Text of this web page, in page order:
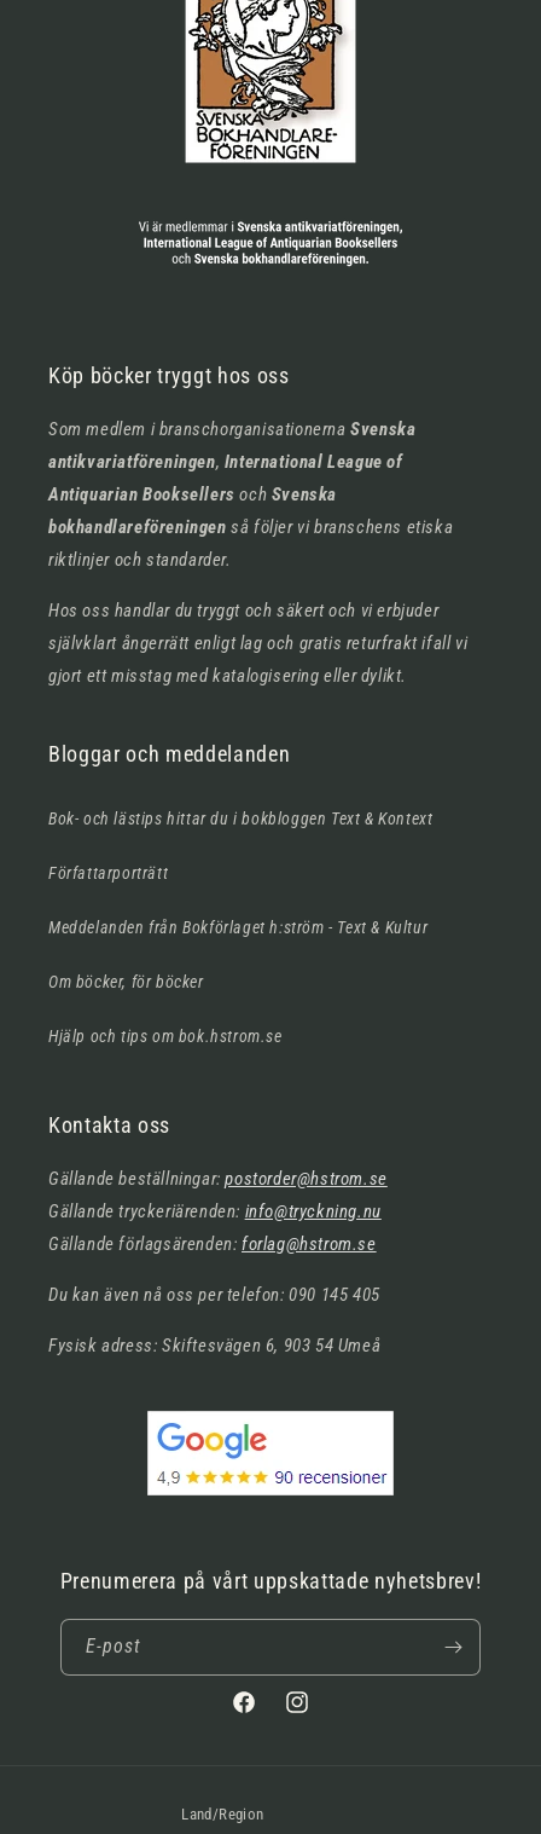
Köp böcker tryggt hos oss
Som medlem i branschorganisationernaSvenska
antikvariatföreningen, International League of
Antiquarian Booksellersoch Svenska
bokhandlareföreningenså följer vi branschens etiska
riktlinjer och standarder.
Hos oss handlar du tryggt och säkert och vi erbjuder
självklart ångerrätt enligt lag och gratis returfrakt ifall vi
gjort ett misstag med katalogisering eller dylikt.
Bloggar och meddelanden
Bok- och lästips hittar du i bokbloggen Text & Kontext
Författarporträtt
Meddelanden från Bokförlaget h:ström - Text & Kultur
Om böcker, för böcker
Hjälp och tips om bok.hstrom.se
Kontakta oss
Gällande beställningar:postorder@hstrom.se
Gällande tryckeriärenden: info@tryckning.nu
Gällande förlagsärenden:forlag@hstrom.se
Du kan även nå oss per telefon: 090 145 405
Fysisk adress: Skiftesvägen 6, 903 54 Umeå
Prenumerera på vårt uppskattade nyhetsbrev!
E-post
FacebookInstagram
Land/Region